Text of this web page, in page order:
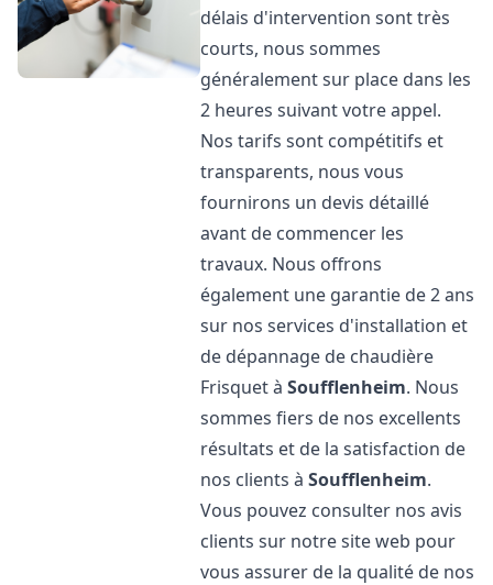
délais d'intervention sont très
courts, nous sommes
généralement sur place dans les
2 heures suivant votre appel.
Nos tarifs sont compétitifs et
transparents, nous vous
fournirons un devis détaillé
avant de commencer les
travaux. Nous offrons
également une garantie de 2 ans
sur nos services d'installation et
de dépannage de chaudière
Frisquet àSoufflenheim. Nous
sommes fiers de nos excellents
résultats et de la satisfaction de
nos clients àSoufflenheim.
Vous pouvez consulter nos avis
clients sur notre site web pour
vous assurer de la qualité de nos